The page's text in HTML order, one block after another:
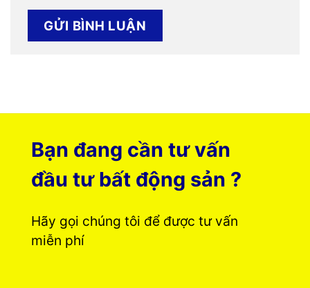
Bạn đang cần tư vấn
đầu tư bất động sản ?
Hãy gọi chúng tôi để được tư vấn
miễn phí